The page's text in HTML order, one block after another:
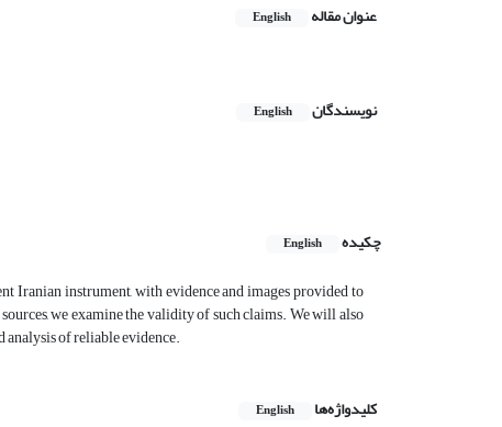
عنوان مقاله English
نویسندگان English
چکیده
English
Iranian instrument, with evidence and images provided to
we examine the validity of such claims. We will also
analysis of reliable evidence.
کلیدواژه‌ها English